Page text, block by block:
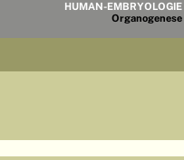
HUMAN-EMBRYOLOGIE
Organogenese
Modul19
LERNZIELE